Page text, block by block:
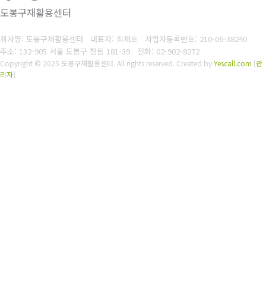
도봉구재활용센터
회사명: 도봉구재활용센터 대표자: 최재호 사업자등록번호: 210-06-38240
주소: 132-905 서울 도봉구 창동 181-39 전화: 02-902-8272
Copyright © 2025 도봉구재활용센터. All rights reserved. Created byYescall.com [관
리자]